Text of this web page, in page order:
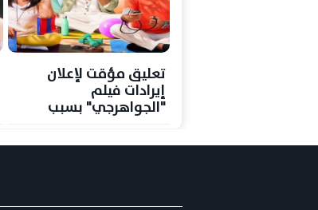
تعليق مؤقت لإعلان
إيرادات فيلم
"الجواهرجي" بسبب